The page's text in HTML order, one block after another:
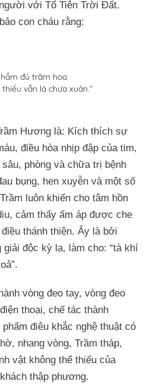
với Tổ Tiên Trời Đất.
con cháu rằng:
đủ trăm hoa
vẫn là chưa xuân.”
Hương là: Kích thích sự
điều hòa nhịp đập của tim,
phòng và chữa trị bệnh
bụng, hen xuyễn và một số
luôn khiến cho tâm hồn
cảm thấy ấm áp được che
thánh thiện. Ấy là bởi
độc kỳ lạ, làm cho: “tà khí
vòng đeo tay, vòng đeo
thoại, chế tác thành
điêu khắc nghệ thuật có
nhang vòng, Trầm tháp,
vật không thể thiếu của
thập phương.